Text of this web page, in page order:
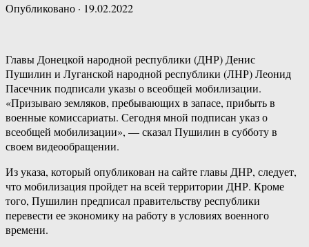
Опубликовано · 19.02.2022
Главы Донецкой народной республики (ДНР) Денис
Пушилин и Луганской народной республики (ЛНР) Леонид
Пасечник подписали указы о всеобщей мобилизации.
«Призываю земляков, пребывающих в запасе, прибыть в
военные комиссариаты. Сегодня мной подписан указ о
всеобщей мобилизации», — сказал Пушилин в субботу в
своем видеообращении.
Из указа, который опубликован на сайте главы ДНР, следует,
что мобилизация пройдет на всей территории ДНР. Кроме
того, Пушилин предписал правительству республики
перевести ее экономику на работу в условиях военного
времени.